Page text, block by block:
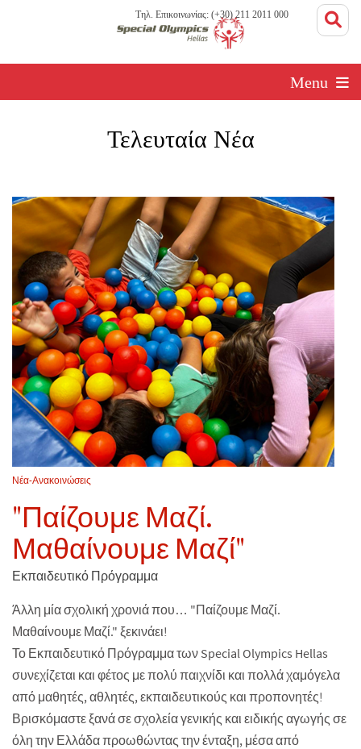
Τηλ. Επικοινωνίας: (+30) 211 2011 000
Menu
Τελευταία Νέα
Νέα-Ανακοινώσεις
"Παίζουμε Μαζί.
Μαθαίνουμε Μαζί"
Εκπαιδευτικό Πρόγραμμα
Άλλη μία σχολική χρονιά που… "Παίζουμε Μαζί.
Μαθαίνουμε Μαζί." ξεκινάει!
Το Εκπαιδευτικό Πρόγραμμα των Special Olympics Hellas
συνεχίζεται και φέτος με πολύ παιχνίδι και πολλά χαμόγελα
από μαθητές, αθλητές, εκπαιδευτικούς και προπονητές!
Βρισκόμαστε ξανά σε σχολεία γενικής και ειδικής αγωγής σε
όλη την Ελλάδα προωθώντας την ένταξη, μέσα από